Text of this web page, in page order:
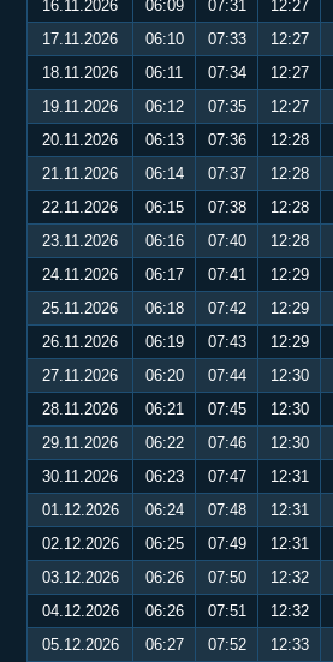
16.11.2026
06:09 07:31 12:27
17.11.2026
06:10 07:33 12:27
18.11.2026
06:11 07:34 12:27
19.11.2026
06:12 07:35 12:27
20.11.2026
06:13 07:36 12:28
21.11.2026
06:14 07:37 12:28
22.11.2026
06:15 07:38 12:28
23.11.2026
06:16 07:40 12:28
24.11.2026
06:17 07:41 12:29
25.11.2026
06:18 07:42 12:29
26.11.2026
06:19 07:43 12:29
27.11.2026
06:20 07:44 12:30
28.11.2026
06:21 07:45 12:30
29.11.2026
06:22 07:46 12:30
30.11.2026
06:23 07:47 12:31
01.12.2026
06:24 07:48 12:31
02.12.2026
06:25 07:49 12:31
03.12.2026
06:26 07:50 12:32
04.12.2026
06:26 07:51 12:32
05.12.2026
06:27 07:52 12:33